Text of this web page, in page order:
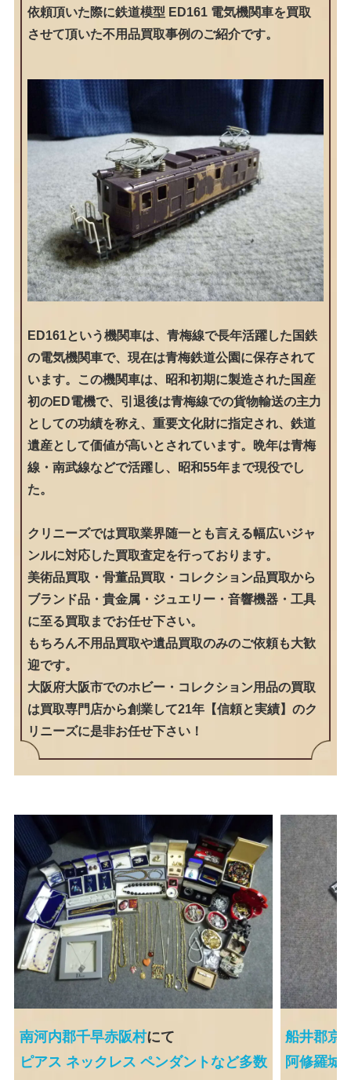
依頼頂いた際に鉄道模型 ED161 電気機関車を買取
させて頂いた不用品買取事例のご紹介です。
ED161という機関車は、青梅線で長年活躍した国鉄
の電気機関車で、現在は青梅鉄道公園に保存されて
います。この機関車は、昭和初期に製造された国産
初のED電機で、引退後は青梅線での貨物輸送の主力
としての功績を称え、重要文化財に指定され、鉄道
遺産として価値が高いとされています。晩年は青梅
線・南武線などで活躍し、昭和55年まで現役でし
た。
クリニーズでは買取業界随一とも言える幅広いジャ
ンルに対応した買取査定を行っております。
美術品買取・骨董品買取・コレクション品買取から
ブランド品・貴金属・ジュエリー・音響機器・工具
に至る買取までお任せ下さい。
もちろん不用品買取や遺品買取のみのご依頼も大歓
迎です。
大阪府大阪市でのホビー・コレクション用品の買取
は買取専門店から創業して21年【信頼と実績】のク
リニーズに是非お任せ下さい！
南河内郡千早赤阪村にて
ピアス ネックレス ペンダントなど多数
船井郡京
阿修羅城